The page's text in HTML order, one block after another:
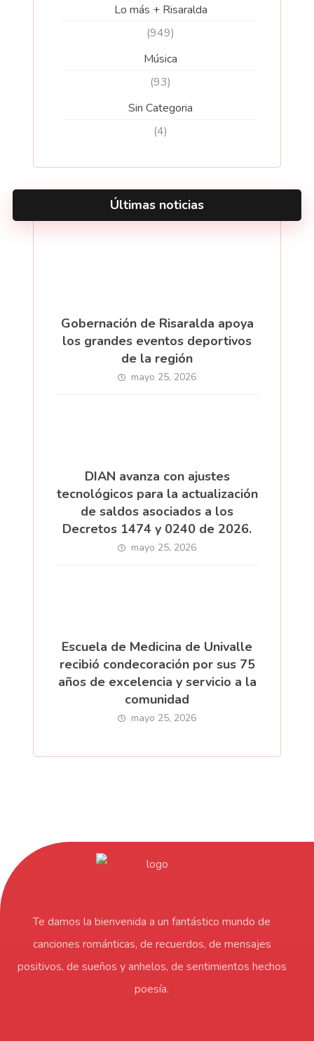
Lo más + Risaralda
(949)
Música
(93)
Sin Categoria
(4)
Últimas noticias
Gobernación de Risaralda apoya
los grandes eventos deportivos
de la región
mayo 25, 2026
DIAN avanza con ajustes
tecnológicos para la actualización
de saldos asociados a los
Decretos 1474 y 0240 de 2026.
mayo 25, 2026
Escuela de Medicina de Univalle
recibió condecoración por sus 75
años de excelencia y servicio a la
comunidad
mayo 25, 2026
Te damos la bienvenida a un fantástico mundo de
canciones románticas, de recuerdos, de mensajes
positivos, de sueños y anhelos, de sentimientos hechos
poesía.